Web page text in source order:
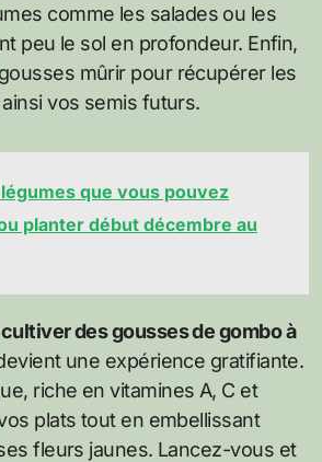
comme les salades ou les
peu le sol en profondeur. Enfin,
mûrir pour récupérer les
vos semis futurs.
légumes que vous pouvez
planter début décembre au
cultiver des gousses de gombo à
une expérience gratifiante.
riche en vitamines A, C et
plats tout en embellissant
fleurs jaunes. Lancez-vous et